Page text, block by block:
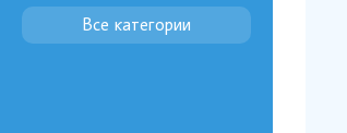
Все категории